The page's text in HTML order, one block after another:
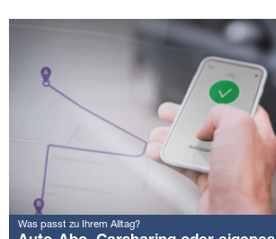
Was passt zu Ihrem Alltag?